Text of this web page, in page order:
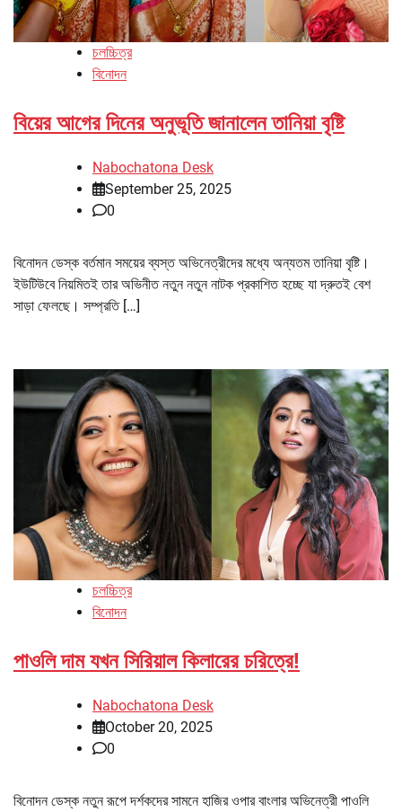
চলচ্চিত্র
বিনোদন
বিয়ের আগের দিনের অনুভূতি জানালেন তানিয়া বৃষ্টি
Nabochatona Desk
September 25, 2025
0
বিনোদন ডেস্ক বর্তমান সময়ের ব্যস্ত অভিনেত্রীদের মধ্যে অন্যতম তানিয়া বৃষ্টি।
ইউটিউবে নিয়মিতই তার অভিনীত নতুন নতুন নাটক প্রকাশিত হচ্ছে যা দ্রুতই বেশ
সাড়া ফেলছে। সম্প্রতি […]
চলচ্চিত্র
বিনোদন
পাওলি দাম যখন সিরিয়াল কিলারের চরিত্রে!
Nabochatona Desk
October 20, 2025
0
বিনোদন ডেস্ক নতুন রূপে দর্শকদের সামনে হাজির ওপার বাংলার অভিনেত্রী পাওলি